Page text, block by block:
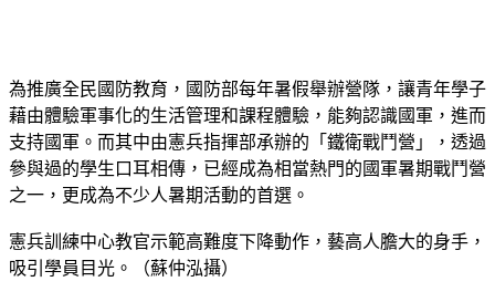
為推廣全民國防教育，國防部每年暑假舉辦營隊，讓青年學子
藉由體驗軍事化的生活管理和課程體驗，能夠認識國軍，進而
支持國軍。而其中由憲兵指揮部承辦的「鐵衛戰鬥營」，透過
參與過的學生口耳相傳，已經成為相當熱門的國軍暑期戰鬥營
之一，更成為不少人暑期活動的首選。
憲兵訓練中心教官示範高難度下降動作，藝高人膽大的身手，
吸引學員目光。（蘇仲泓攝）